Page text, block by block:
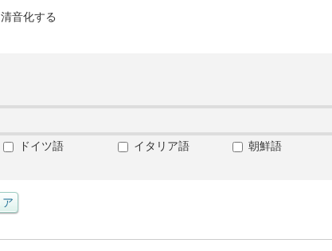
清音化する
ドイツ語 イタリア語
朝鮮語